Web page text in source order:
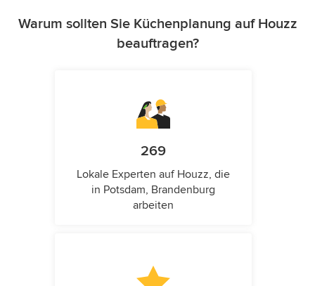
Warum sollten Sie Küchenplanung auf Houzz
beauftragen?
269
Lokale Experten auf Houzz, die
in Potsdam, Brandenburg
arbeiten